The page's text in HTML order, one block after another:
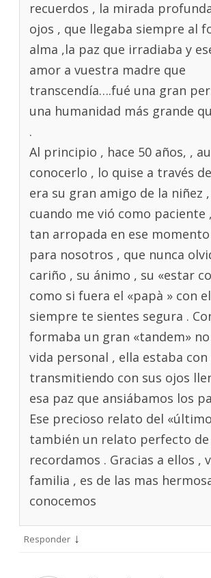
recuerdos , la mirada
ojos , que llegaba siempre al
alma ,la paz que irradiaba y
amor a vuestra madre que
transcendía….fué una gran
una humanidad más grande
.
Al principio , hace 50 años, ,
conocerlo , lo quise a través
era su gran amigo de la niñez
cuando me vió como paciente
tan arropada en ese
para nosotros , que nunca
cariño , su ánimo , su «estar
como si fuera el «papà » con
siempre te sientes segura .
formaba un gran «tandem»
vida personal , ella estaba con
transmitiendo con sus ojos
esa paz que ansiábamos los
Ese precioso relato del
también un relato perfecto de
recordamos . Gracias a ellos ,
familia , es de las mas
conocemos
Responder ↓